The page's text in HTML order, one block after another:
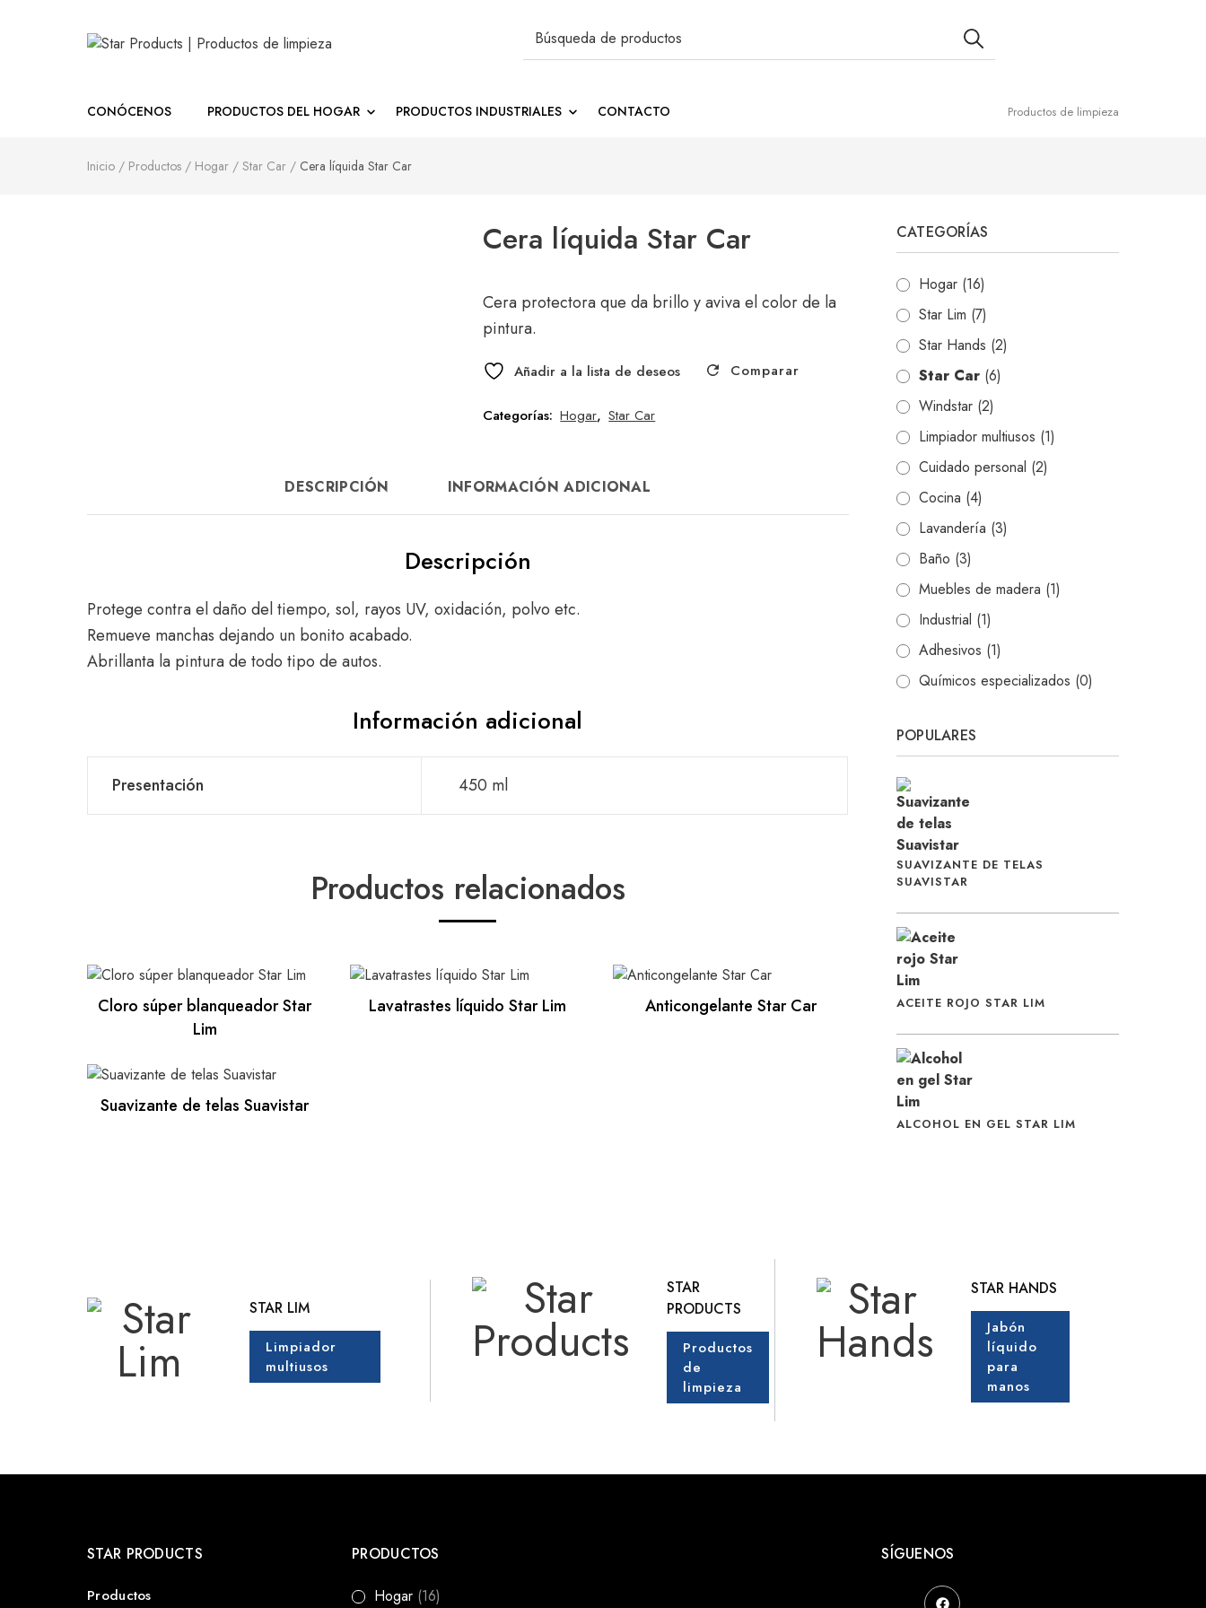
Star Products | Productos de limpieza
Buscar
por:
CONÓCENOS PRODUCTOS DEL HOGAR PRODUCTOS INDUSTRIALES CONTACTO Productos de limpieza
Inicio / Productos / Hogar / Star Car / Cera líquida Star Car
Cera líquida Star Car
Cera protectora que da brillo y aviva el color de la
pintura.
Añadir a la lista de deseos Comparar
Categorías: Hogar, Star Car
DESCRIPCIÓN INFORMACIÓN ADICIONAL
Descripción
Protege contra el daño del tiempo, sol, rayos UV, oxidación, polvo etc.
Remueve manchas dejando un bonito acabado.
Abrillanta la pintura de todo tipo de autos.
Información adicional
Presentación 450 ml
Productos relacionados
Cloro súper blanqueador Star
Lim
Lavatrastes líquido Star Lim Anticongelante Star Car
Suavizante de telas Suavistar
CATEGORÍAS
Hogar (16)
Star Lim (7)
Star Hands (2)
Star Car (6)
Windstar (2)
Limpiador multiusos (1)
Cuidado personal (2)
Cocina (4)
Lavandería (3)
Baño (3)
Muebles de madera (1)
Industrial (1)
Adhesivos (1)
Químicos especializados (0)
POPULARES
SUAVIZANTE DE TELAS
SUAVISTAR
ACEITE ROJO STAR LIM
ALCOHOL EN GEL STAR LIM
STAR LIM
Limpiador
multiusos
STAR
PRODUCTS
Productos
de
limpieza
STAR HANDS
Jabón
líquido
para
manos
STAR PRODUCTS
Productos
PRODUCTOS
Hogar (16)
SÍGUENOS